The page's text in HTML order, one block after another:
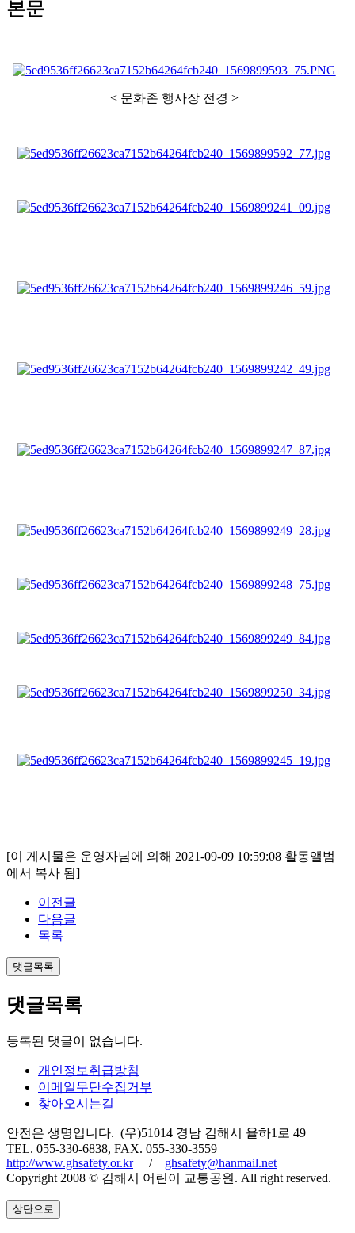
본문
< 문화존 행사장 전경 >
[이 게시물은 운영자님에 의해 2021-09-09 10:59:08 활동앨범
에서 복사 됨]
이전글
다음글
목록
댓글목록
댓글목록
등록된 댓글이 없습니다.
개인정보취급방침
이메일무단수집거부
찾아오시는길
안전은 생명입니다. (우)51014 경남 김해시 율하1로 49
TEL. 055-330-6838, FAX. 055-330-3559
http://www.ghsafety.or.kr/ ghsafety@hanmail.net
Copyright 2008 © 김해시 어린이 교통공원. All right reserved.
상단으로